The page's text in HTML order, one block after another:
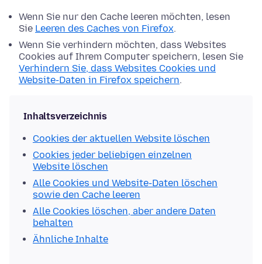
Wenn Sie nur den Cache leeren möchten, lesen
Sie Leeren des Caches von Firefox.
Wenn Sie verhindern möchten, dass Websites
Cookies auf Ihrem Computer speichern, lesen Sie
Verhindern Sie, dass Websites Cookies und
Website-Daten in Firefox speichern.
Inhaltsverzeichnis
Cookies der aktuellen Website löschen
Cookies jeder beliebigen einzelnen
Website löschen
Alle Cookies und Website-Daten löschen
sowie den Cache leeren
Alle Cookies löschen, aber andere Daten
behalten
Ähnliche Inhalte